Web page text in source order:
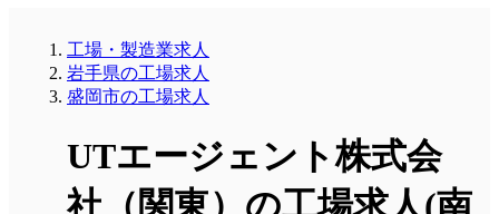
工場・製造業求人
岩手県の工場求人
盛岡市の工場求人
UTエージェント株式会
社（関東）の工場求人(南